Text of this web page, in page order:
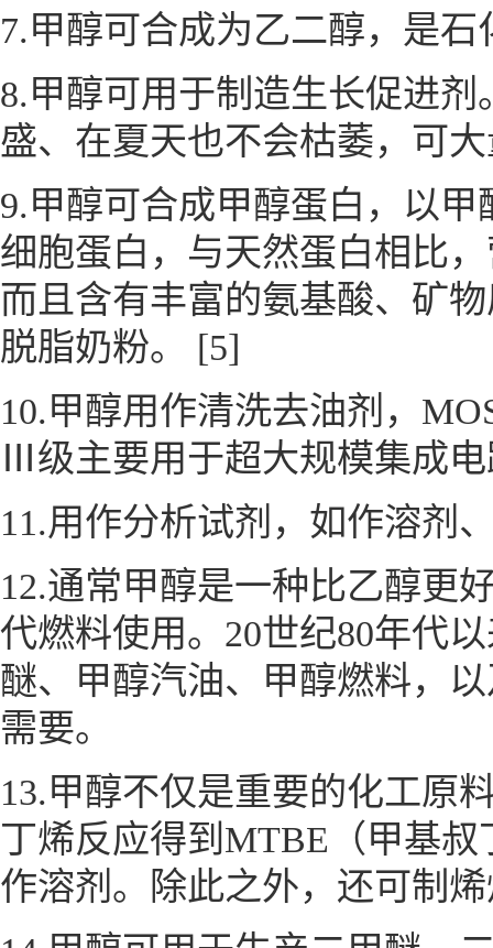
7.甲醇可合成为乙二醇，是
8.甲醇可用于制造生长促进
盛、在夏天也不会枯萎，可
9.甲醇可合成甲醇蛋白，以
细胞蛋白，与天然蛋白相比
而且含有丰富的氨基酸、矿
脱脂奶粉。 [5]
10.甲醇用作清洗去油剂，
Ⅲ级主要用于超大规模集成
11.用作分析试剂，如作溶剂
12.通常甲醇是一种比乙醇更
代燃料使用。20世纪80年代
醚、甲醇汽油、甲醇燃料，
需要。
13.甲醇不仅是重要的化工原
丁烯反应得到MTBE（甲基
作溶剂。除此之外，还可制